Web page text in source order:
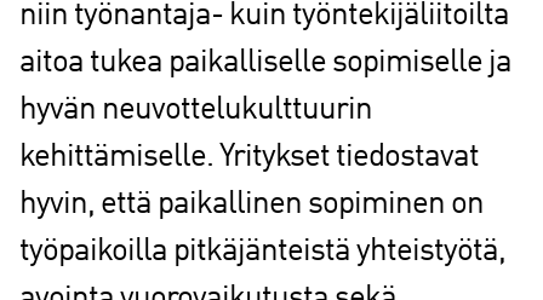
niin työnantaja- kuin työntekijäliitoilta
aitoa tukea paikalliselle sopimiselle ja
hyvän neuvottelukulttuurin
kehittämiselle. Yritykset tiedostavat
hyvin, että paikallinen sopiminen on
työpaikoilla pitkäjänteistä yhteistyötä,